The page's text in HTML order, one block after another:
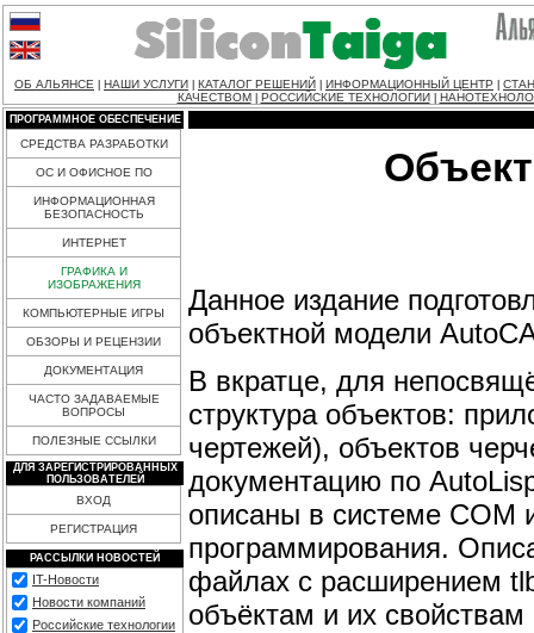
ОБ АЛЬЯНСЕ НАШИ УСЛУГИ КАТАЛОГ РЕШЕНИЙ ИНФОРМАЦИОННЫЙ ЦЕНТР
КАЧЕСТВОМ
РОССИЙСКИЕ ТЕХНОЛОГИИ
ПРОГРАММНОЕ ОБЕСПЕЧЕНИЕ
СРЕДСТВА РАЗРАБОТКИ
ОС И ОФИСНОЕ ПО
ИНФОРМАЦИОННАЯ
БЕЗОПАСНОСТЬ
ИНТЕРНЕТ
ГРАФИКА И
ИЗОБРАЖЕНИЯ
КОМПЬЮТЕРНЫЕ ИГРЫ
ОБЗОРЫ И РЕЦЕНЗИИ
ДОКУМЕНТАЦИЯ
ЧАСТО ЗАДАВАЕМЫЕ
ВОПРОСЫ
ПОЛЕЗНЫЕ ССЫЛКИ
ДЛЯ ЗАРЕГИСТРИРОВАННЫХ
ПОЛЬЗОВАТЕЛЕЙ
ВХОД
РЕГИСТРАЦИЯ
РАССЫЛКИ НОВОСТЕЙ
IT-Новости
Новости компаний
Российские технологии
Данное издание
объектной модели
В вкратце, для
структура объектов:
чертежей), объектов
документацию по
описаны в системе
программирования.
файлах с расширением
объёктам и их